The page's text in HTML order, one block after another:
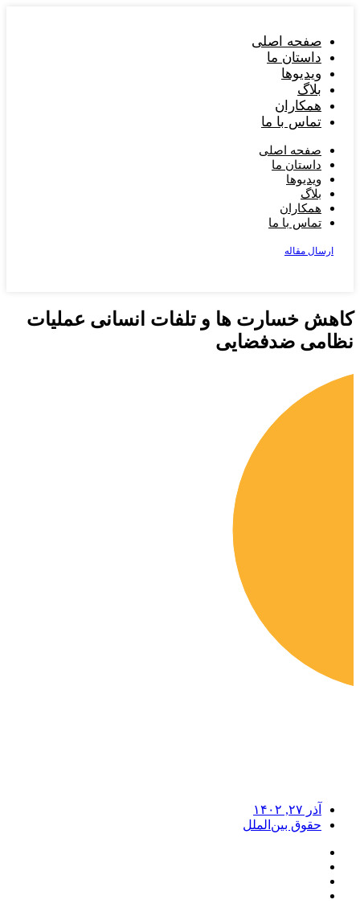
محتوا
صفحه اصلی
داستان ما
ویدیوها
بلاگ
همکاران
تماس با ما
صفحه اصلی
داستان ما
ویدیوها
بلاگ
همکاران
تماس با ما
ارسال مقاله
کاهش خسارت ها و تلفات انسانی عملیات
نظامی ضدفضایی
آذر ۲۷, ۱۴۰۲
حقوق بین‌الملل